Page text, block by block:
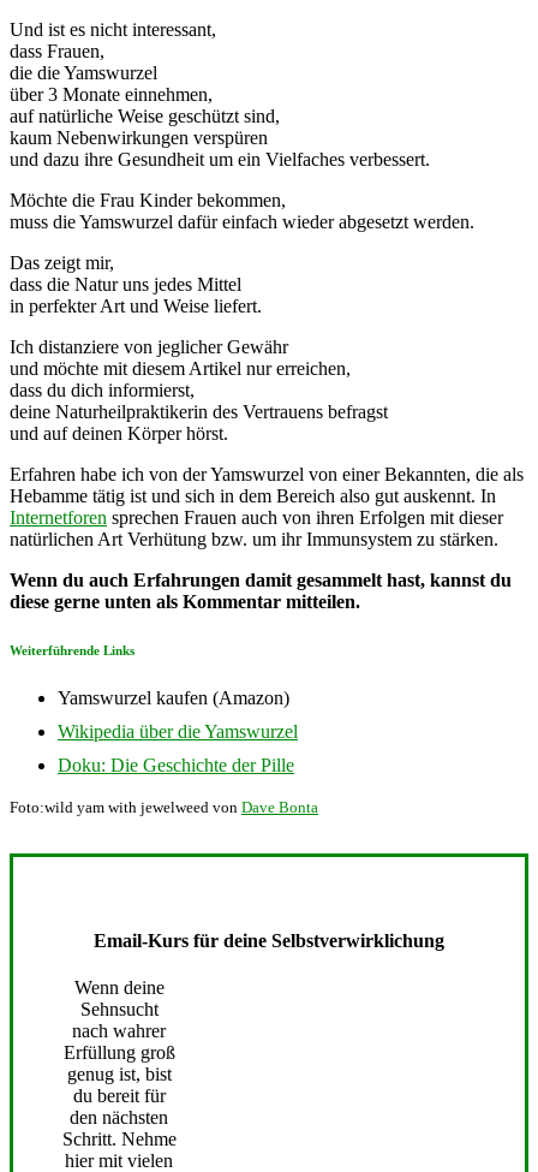
Und ist es nicht interessant,
dass Frauen,
die die Yamswurzel
über 3 Monate einnehmen,
auf natürliche Weise geschützt sind,
kaum Nebenwirkungen verspüren
und dazu ihre Gesundheit um ein Vielfaches verbessert.
Möchte die Frau Kinder bekommen,
muss die Yamswurzel dafür einfach wieder abgesetzt werden.
Das zeigt mir,
dass die Natur uns jedes Mittel
in perfekter Art und Weise liefert.
Ich distanziere von jeglicher Gewähr
und möchte mit diesem Artikel nur erreichen,
dass du dich informierst,
deine Naturheilpraktikerin des Vertrauens befragst
und auf deinen Körper hörst.
Erfahren habe ich von der Yamswurzel von einer Bekannten, die als
Hebamme tätig ist und sich in dem Bereich also gut auskennt. In
Internetforen sprechen Frauen auch von ihren Erfolgen mit dieser
natürlichen Art Verhütung bzw. um ihr Immunsystem zu stärken.
Wenn du auch Erfahrungen damit gesammelt hast, kannst du
diese gerne unten als Kommentar mitteilen.
Weiterführende Links
Yamswurzel kaufen (Amazon)
Wikipedia über die Yamswurzel
Doku: Die Geschichte der Pille
Foto:wild yam with jewelweed von Dave Bonta
Email-Kurs für deine Selbstverwirklichung
Wenn deine
Sehnsucht
nach wahrer
Erfüllung groß
genug ist, bist
du bereit für
den nächsten
Schritt. Nehme
hier mit vielen